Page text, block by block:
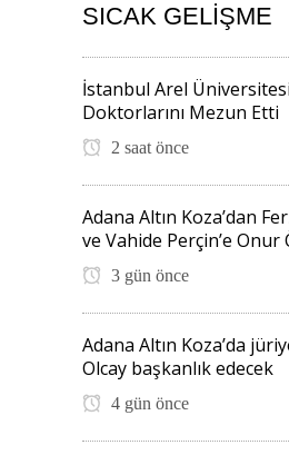
SICAK GELIŞME
İstanbul Arel
Doktorlarını Mezun Etti
2 saat önce
Adana Altın Koza’dan
ve Vahide Perçin’e Onur
3 gün önce
Adana Altın Koza’da
Olcay başkanlık edecek
4 gün önce